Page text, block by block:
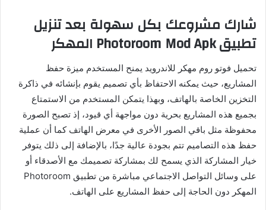
شارك مشروعك بكل سهولة بعد تنزيل
تطبيق Photoroom Mod Apk المهكر
تحميل فوتو روم مهكر للاندرويد يمنح المستخدم ميزة حفظ
المشاريع، حيث يمكنه الاحتفاظ بأي تصميم يقوم بإنشائه في ذاكرة
التخزين الخاصة بالهاتف، وبهذا يتمكن المستخدم من الاستمتاع
بجميع هذه المشاريع بحرية دون مواجهة أي قيود، إذ تصبح الصورة
محفوظة مثل باقي الصور الأخرى في معرض الهاتف كما أن عملية
حفظ هذه التصاميم تتم بجودة عالية جدًا، بالإضافة إلى ذلك يتوفر
خيار المشاركة الذي يسمح لك بمشاركة تصميمك مع الأصدقاء أو
على وسائل التواصل الاجتماعي مباشرة من تطبيق Photoroom
المهكر دون الحاجة إلى حفظ المشاريع على الهاتف.